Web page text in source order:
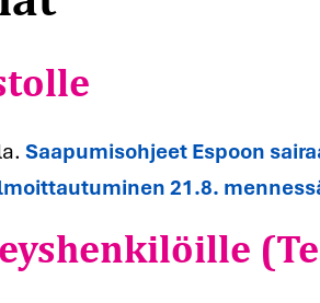
Saapumisohjeet Espoon
21.8.